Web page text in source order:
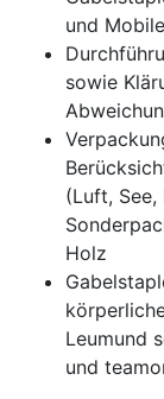
und
sowie
(Luft, See,
Holz
Leumund
und